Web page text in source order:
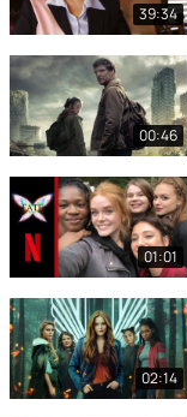
39:34
00:46
01:01
02:14